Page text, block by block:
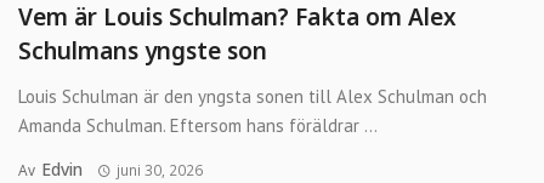
Vem är Louis Schulman? Fakta om Alex
Schulmans yngste son
Louis Schulman är den yngsta sonen till Alex Schulman och
Amanda Schulman. Eftersom hans föräldrar ...
Av Edvin juni 30, 2026